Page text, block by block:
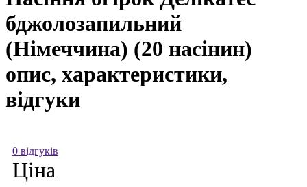
бджолозапильний
(Німеччина) (20 насінин)
опис, характеристики,
відгуки
0 відгуків
Ціна